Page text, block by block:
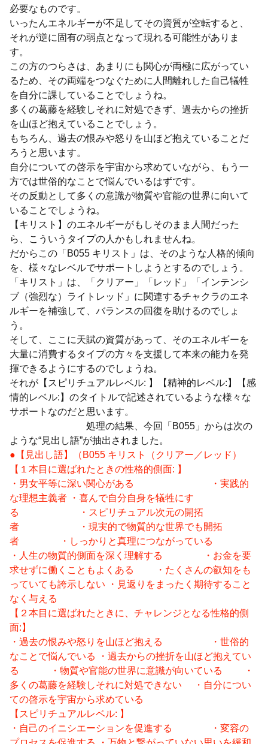
必要なものです。
いったんエネルギーが不足してその資質が空転すると、
それが逆に固有の弱点となって現れる可能性がありま
す。
この方のつらさは、あまりにも関心が両極に広がってい
るため、その両端をつなぐために人間離れした自己犠牲
を自分に課していることでしょうね。
多くの葛藤を経験しそれに対処できず、過去からの挫折
を山ほど抱えていることでしょう。
もちろん、過去の恨みや怒りを山ほど抱えていることだ
ろうと思います。
自分についての啓示を宇宙から求めていながら、もう一
方では世俗的なことで悩んでいるはずです。
その反動として多くの意識が物質や官能の世界に向いて
いることでしょうね。
【キリスト】のエネルギーがもしそのまま人間だった
ら、こういうタイプの人かもしれませんね。
だからこの「B055 キリスト」は、そのような人格的傾向
を、様々なレベルでサポートしようとするのでしょう。
「キリスト」は、「クリアー」「レッド」「インテンシ
ブ（強烈な）ライトレッド」に関連するチャクラのエネ
ルギーを補強して、バランスの回復を助けるのでしょ
う。
そして、ここに天賦の資質があって、そのエネルギーを
大量に消費するタイプの方々を支援して本来の能力を発
揮できるようにするのでしょうね。
それが【スピリチュアルレベル: 】【精神的レベル:】【感
情的レベル:】のタイトルで記述されているような様々な
サポートなのだと思います。
処理の結果、今回「B055」からは次の
ような“見出し語”が抽出されました。
●【見出し語】（B055 キリスト（クリアー／レッド）
【１本目に選ばれたときの性格的側面: 】
・男女平等に深い関心がある ・実践的
な理想主義者 ・喜んで自分自身を犠牲にす
る ・スピリチュアル次元の開拓
者 ・現実的で物質的な世界でも開拓
者 ・しっかりと真理につながっている
・人生の物質的側面を深く理解する ・お金を要
求せずに働くこともよくある ・たくさんの叡知をも
っていても誇示しない ・見返りをまったく期待すること
なく与える
【２本目に選ばれたときに、チャレンジとなる性格的側
面:】
・過去の恨みや怒りを山ほど抱える ・世俗的
なことで悩んでいる ・過去からの挫折を山ほど抱えてい
る ・物質や官能の世界に意識が向いている ・
多くの葛藤を経験しそれに対処できない ・自分につい
ての啓示を宇宙から求めている
【スピリチュアルレベル: 】
・自己のイニシエーションを促進する ・変容の